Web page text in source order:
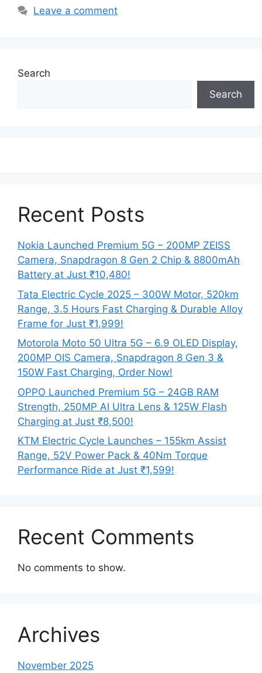
Leave a comment
Search
Search
Recent Posts
Nokia Launched Premium 5G – 200MP ZEISS
Camera, Snapdragon 8 Gen 2 Chip & 8800mAh
Battery at Just ₹10,480!
Tata Electric Cycle 2025 – 300W Motor, 520km
Range, 3.5 Hours Fast Charging & Durable Alloy
Frame for Just ₹1,999!
Motorola Moto 50 Ultra 5G – 6.9 OLED Display,
200MP OIS Camera, Snapdragon 8 Gen 3 &
150W Fast Charging, Order Now!
OPPO Launched Premium 5G – 24GB RAM
Strength, 250MP AI Ultra Lens & 125W Flash
Charging at Just ₹8,500!
KTM Electric Cycle Launches – 155km Assist
Range, 52V Power Pack & 40Nm Torque
Performance Ride at Just ₹1,599!
Recent Comments
No comments to show.
Archives
November 2025